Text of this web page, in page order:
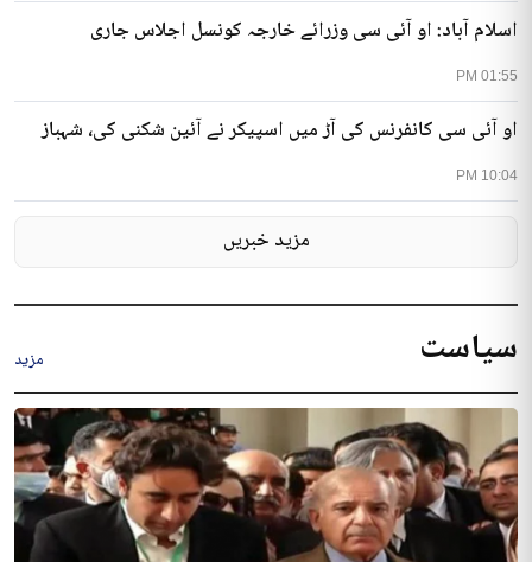
01:55 PM
اسلام آباد: او آئی سی وزرائے خارجہ کونسل اجلاس جاری
10:04 PM
او آئی سی کانفرنس کی آڑ میں اسپیکر نے آئین شکنی کی، شہباز
مزید خبریں
سیاست مزید